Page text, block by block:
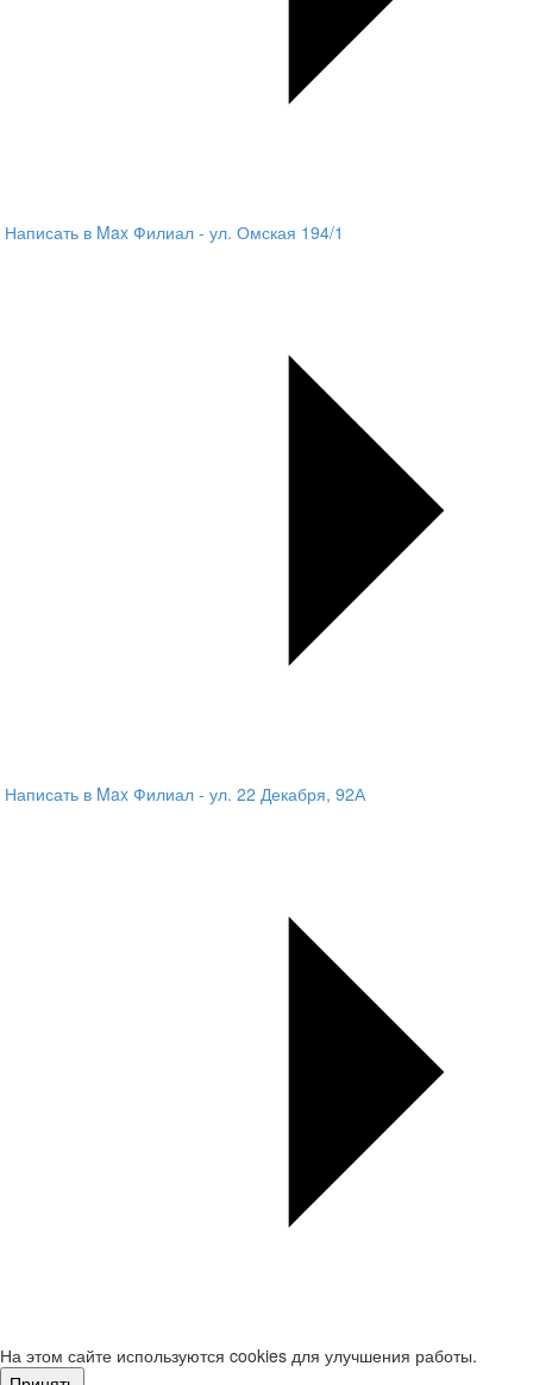
Написать в Max Филиал - ул. Омская 194/1
Написать в Max Филиал - ул. 22 Декабря, 92А
На этом сайте используются cookies для улучшения работы.